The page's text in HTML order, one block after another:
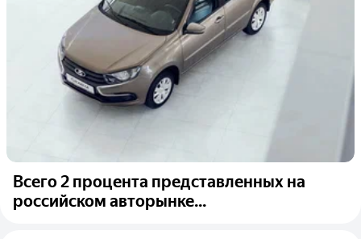
Всего 2 процента представленных на
российском авторынке...